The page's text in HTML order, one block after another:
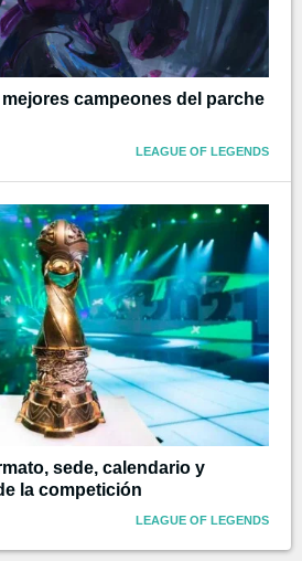
campeones del parche
LEAGUE OF LEGENDS
sede, calendario y
la competición
LEAGUE OF LEGENDS